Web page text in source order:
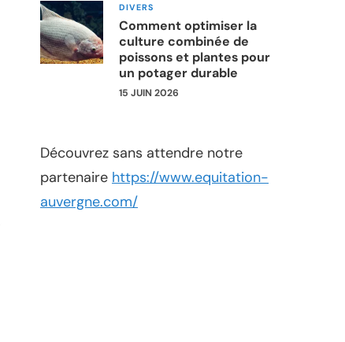
DIVERS
Comment optimiser la
culture combinée de
poissons et plantes pour
un potager durable
15 JUIN 2026
Découvrez sans attendre notre
partenaire https://www.equitation-
auvergne.com/